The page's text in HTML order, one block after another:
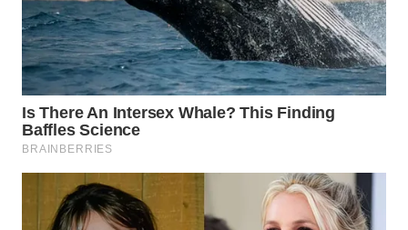
SUMEDANG
WN
CIANJUR
WN
KEPULAUAN
SERIBU
WN